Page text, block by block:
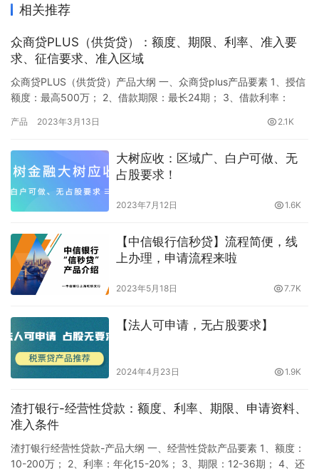
相关推荐
众商贷PLUS（供货贷）：额度、期限、利率、准入要
求、征信要求、准入区域
众商贷PLUS（供货贷）产品大纲 一、众商贷plus产品要素 1、授信
额度：最高500万； 2、借款期限：最长24期； 3、借款利率：
企业版放款至对公户、个人版提至个人二类户； 6、是否电核：首
龄要求：24-60周岁 ②身份…
产品 2023年3月13日 2.1K
大树应收：区域广、白户可做、无
占股要求！
2023年7月12日 1.6K
【中信银行信秒贷】流程简便，线
上办理，申请流程来啦
2023年5月18日 7.7K
【法人可申请，无占股要求】
2024年4月23日 1.9K
渣打银行-经营性贷款：额度、利率、期限、申请资料、
准入条件
渣打银行经营性贷款-产品大纲 一、经营性贷款产品要素 1、额度：
10-200万； 2、利率：年化15-20%； 3、期限：12-36期； 4、还